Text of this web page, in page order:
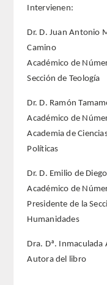
Intervienen:
Dr. D. Juan Antonio
Camino
Académico de
Sección de Teología
Dr. D. Ramón
Académico de
Academia de
Políticas
Dr. D. Emilio de
Académico de
Presidente de la
Humanidades
Dra. Dª.
Autora del libro